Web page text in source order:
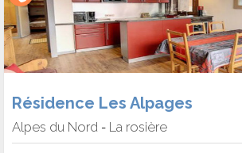
Résidence Les Alpages
Alpes du Nord - La rosière